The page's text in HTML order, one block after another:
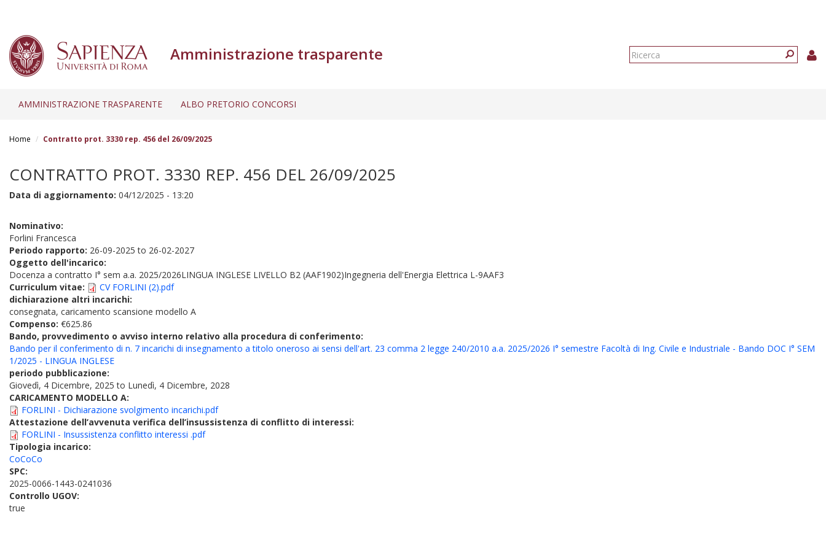
Amministrazione trasparente
Form
AMMINISTRAZIONE TRASPARENTE ALBO PRETORIO CONCORSI
Home Contratto prot. 3330 rep. 456 del 26/09/2025
CONTRATTO PROT. 3330 REP. 456 DEL 26/09/2025
Data di aggiornamento: 04/12/2025 - 13:20
Nominativo:
Forlini Francesca
Periodo rapporto: 26-09-2025 to 26-02-2027
Oggetto dell'incarico:
Docenza a contratto I° sem a.a. 2025/2026LINGUA INGLESE LIVELLO B2 (AAF1902)Ingegneria dell'Energia Elettrica L-9AAF3
Curriculum vitae:
CV FORLINI (2).pdf
dichiarazione altri incarichi:
consegnata, caricamento scansione modello A
Compenso: €625.86
Bando, provvedimento o avviso interno relativo alla procedura di conferimento:
Bando per il conferimento di n. 7 incarichi di insegnamento a titolo oneroso ai sensi dell'art. 23 comma 2 legge 240/2010 a.a. 2025/2026 I° semestre Facoltà di Ing. Civile e Industriale - Bando DOC I° SEM
1/2025 - LINGUA INGLESE
periodo pubblicazione:
Giovedì, 4 Dicembre, 2025 to Lunedì, 4 Dicembre, 2028
CARICAMENTO MODELLO A:
FORLINI - Dichiarazione svolgimento incarichi.pdf
Attestazione dell’avvenuta verifica dell’insussistenza di conflitto di interessi:
FORLINI - Insussistenza conflitto interessi .pdf
Tipologia incarico:
CoCoCo
SPC:
2025-0066-1443-0241036
Controllo UGOV:
true